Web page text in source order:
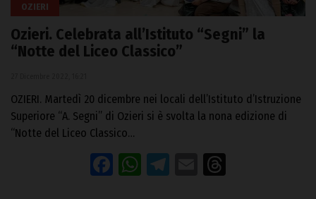
OZIERI
Ozieri. Celebrata all’Istituto “Segni” la
“Notte del Liceo Classico”
OZIERI. Martedì 20 dicembre nei locali dell’Istituto d’Istruzione
Superiore “A. Segni” di Ozieri si è svolta la nona edizione di
“Notte del Liceo Classico…
Facebook
WhatsApp
Telegram
Email